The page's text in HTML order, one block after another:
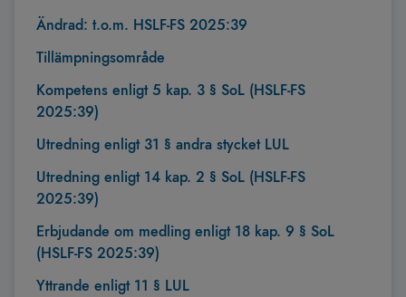
Ändrad: t.o.m. HSLF-FS 2025:39
Tillämpningsområde
Kompetens enligt 5 kap. 3 § SoL (HSLF-FS
2025:39)
Utredning enligt 31 § andra stycket LUL
Utredning enligt 14 kap. 2 § SoL (HSLF-FS
2025:39)
Erbjudande om medling enligt 18 kap. 9 § SoL
(HSLF-FS 2025:39)
Yttrande enligt 11 § LUL